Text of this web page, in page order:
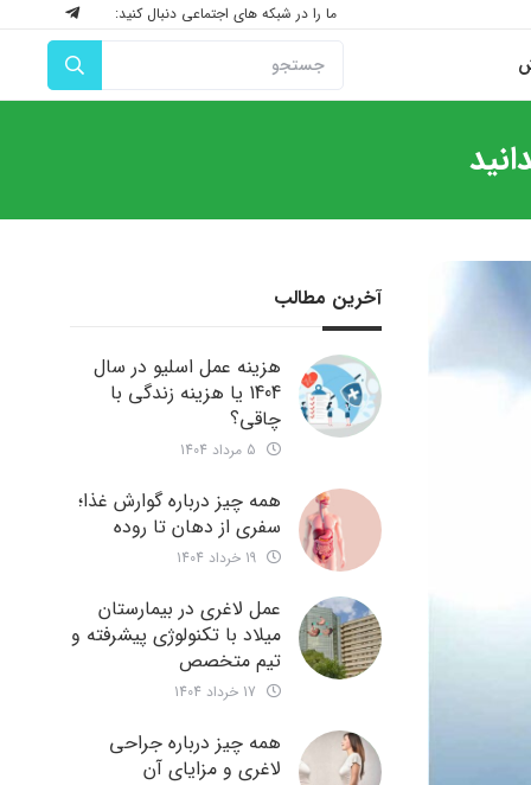
ما را در شبکه های اجتماعی دنبال کنید:
آخرین مطالب
هزینه عمل اسلیو در سال
1404 یا هزینه زندگی با
چاقی؟
همه چیز درباره گوارش غذا؛
سفری از دهان تا روده
عمل لاغری در بیمارستان
میلاد با تکنولوژی پیشرفته و
تیم متخصص
همه چیز درباره جراحی
لاغری و مزایای آن